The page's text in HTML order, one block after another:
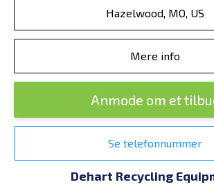
Hazelwood, MO, US
Mere info
Anmode om et
Se telefonnummer
Dehart Recycling